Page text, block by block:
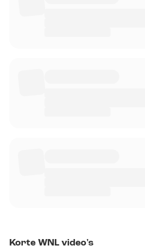
Korte WNL video's